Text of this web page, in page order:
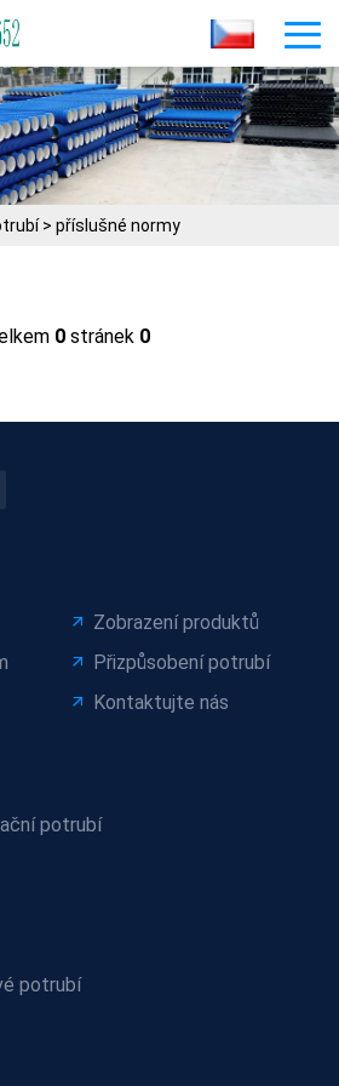
> příslušné normy
0 stránek 0
Zobrazení produktů
Přizpůsobení potrubí
Kontaktujte nás
potrubí
potrubí